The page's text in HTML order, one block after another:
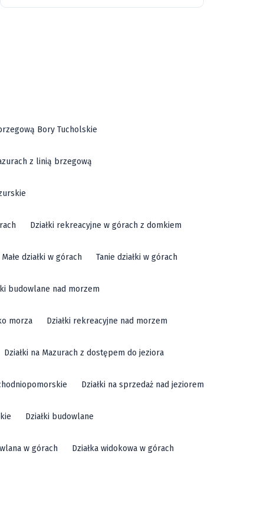
Bory Tucholskie
z linią brzegową
Działki rekreacyjne w górach z domkiem
Małe działki w górach Tanie działki w górach
budowlane nad morzem
morza Działki rekreacyjne nad morzem
Działki na Mazurach z dostępem do jeziora
Działki na sprzedaż nad jeziorem
Działki budowlane
w górach Działka widokowa w górach